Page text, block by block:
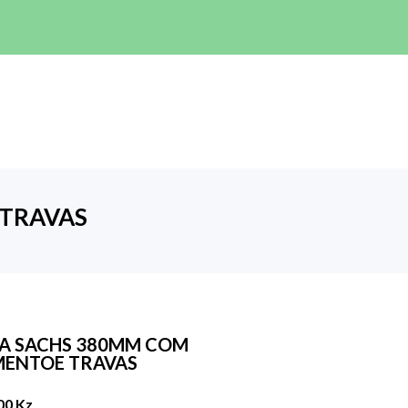
SACHS 380MM COM
TRAVAS
Kz